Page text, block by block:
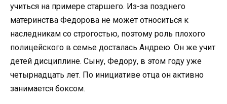
учиться на примере старшего. Из-за позднего
материнства Федорова не может относиться к
наследникам со строгостью, поэтому роль плохого
полицейского в семье досталась Андрею. Он же учит
детей дисциплине. Сыну, Федору, в этом году уже
четырнадцать лет. По инициативе отца он активно
занимается боксом.